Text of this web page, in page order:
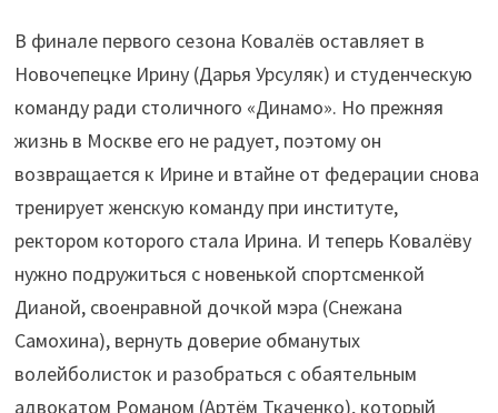
В финале первого сезона Ковалёв оставляет в
Новочепецке Ирину (Дарья Урсуляк) и студенческую
команду ради столичного «Динамо». Но прежняя
жизнь в Москве его не радует, поэтому он
возвращается к Ирине и втайне от федерации снова
тренирует женскую команду при институте,
ректором которого стала Ирина. И теперь Ковалёву
нужно подружиться с новенькой спортсменкой
Дианой, своенравной дочкой мэра (Снежана
Самохина), вернуть доверие обманутых
волейболисток и разобраться с обаятельным
адвокатом Романом (Артём Ткаченко), который